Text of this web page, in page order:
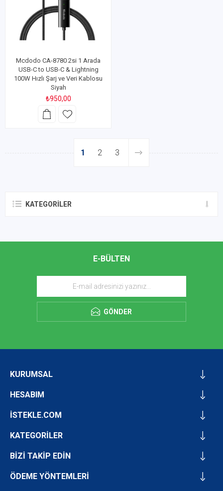
Mcdodo CA-8780 2si 1 Arada
USB-C to USB-C & Lightning
100W Hızlı Şarj ve Veri Kablosu
Siyah
₺950,00
1 2 3
KATEGORILER
E-BÜLTEN
GÖNDER
KURUMSAL
HESABIM
İSTEKLE.COM
KATEGORİLER
BİZİ TAKİP EDİN
ÖDEME YÖNTEMLERİ